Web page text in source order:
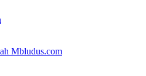
Mbludus.com